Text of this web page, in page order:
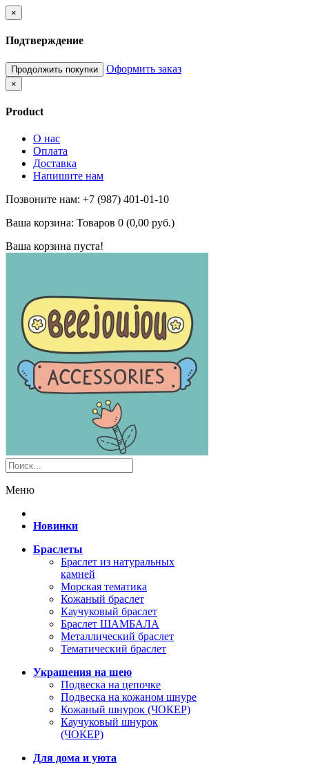
×
Подтверждение
Продолжить покупки Оформить заказ
×
Product
О нас
Оплата
Доставка
Напишите нам
Позвоните нам: +7 (987) 401-01-10
Ваша корзина: Товаров 0 (0,00 руб.)
Ваша корзина пуста!
Меню
Новинки
Браслеты
Браслет из натуральных
камней
Морская тематика
Кожаный браслет
Каучуковый браслет
Браслет ШАМБАЛА
Металлический браслет
Тематический браслет
Украшения на шею
Подвеска на цепочке
Подвеска на кожаном шнуре
Кожаный шнурок (ЧОКЕР)
Каучуковый шнурок
(ЧОКЕР)
Для дома и уюта